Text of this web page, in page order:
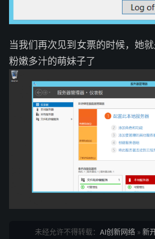
当我们再次见到女票的时候，她
粉嫩多汁的萌妹子了
未经允许不得转载： AI创新网络» 新